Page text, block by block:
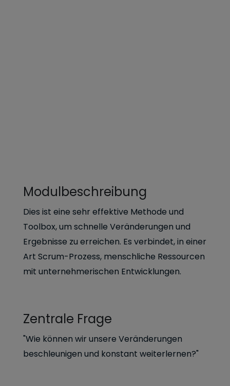
Modulbeschreibung
Dies ist eine sehr effektive Methode und
Toolbox, um schnelle Veränderungen und
Ergebnisse zu erreichen. Es verbindet, in einer
Art Scrum-Prozess, menschliche Ressourcen
mit unternehmerischen Entwicklungen.
Zentrale Frage
"Wie können wir unsere Veränderungen
beschleunigen und konstant weiterlernen?"